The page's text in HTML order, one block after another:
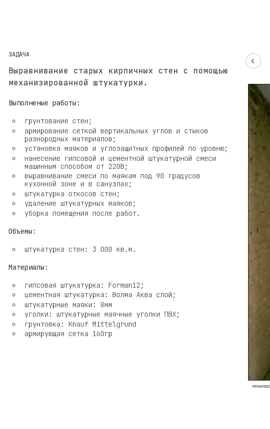
ЗАДАЧА
Выравнивание старых кирпичных стен с помощью
механизированной штукатурки.
Выполненые работы:
грунтование стен;
армирование сеткой вертикальных углов и стыков
разнородных материалов;
установка маяков и углозащитных профилей по уровню;
нанесение гипсовой и цементной штукатурной смеси
машинным способом от 220В;
выравнивание смеси по маякам под 90 градусов
кухонной зоне и в санузлах;
штукатурка откосов стен;
удаление штукатурных маяков;
уборка помещения после работ.
Объемы:
штукатурка стен: 3 000 кв.м.
Материалы:
гипсовая штукатурка: Forman12;
цементная штукатурка: Волма Аква слой;
штукатурные маяки: 8мм
уголки: штукатурные маячные уголки ПВХ;
грунтовка: Knauf Mittelgrund
армирующая сетка 160гр
Таким нас